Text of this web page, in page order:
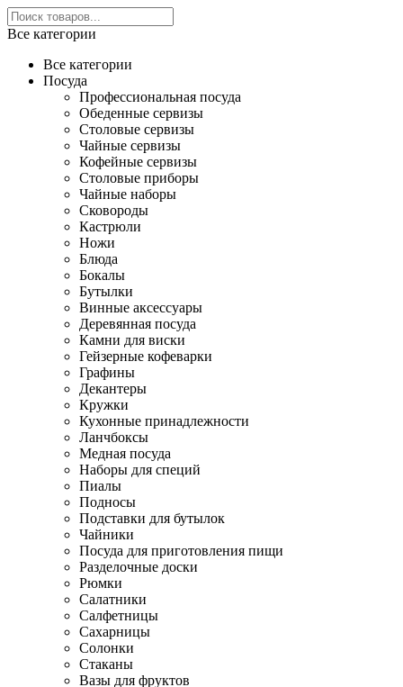
Все категории
Все категории
Посуда
Профессиональная посуда
Обеденные сервизы
Столовые сервизы
Чайные сервизы
Кофейные сервизы
Столовые приборы
Чайные наборы
Сковороды
Кастрюли
Ножи
Блюда
Бокалы
Бутылки
Винные аксессуары
Деревянная посуда
Камни для виски
Гейзерные кофеварки
Графины
Декантеры
Кружки
Кухонные принадлежности
Ланчбоксы
Медная посуда
Наборы для специй
Пиалы
Подносы
Подставки для бутылок
Чайники
Посуда для приготовления пищи
Разделочные доски
Рюмки
Салатники
Салфетницы
Сахарницы
Солонки
Стаканы
Вазы для фруктов